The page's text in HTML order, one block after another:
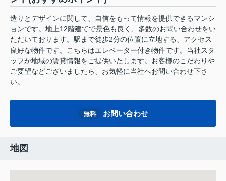
造りとデザインに関して、自信をもって情報を提供できるマンシ
ョンです。地上12階建てで景色も良く、多数のお問い合わせをい
ただいております。駅まで徒歩2分の位置に立地する、アクセス
良好な物件です。こちらはエレベーター付き物件です。当社スタ
ッフが地域の賃貸情報をご提供いたします。お客様のこだわりや
ご要望などございましたら、お気軽に当社へお問い合わせ下さ
い。
無料 お問い合わせ
地図